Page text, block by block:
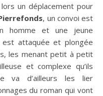
un déplacement pour
, un convoi est
homme et une jeune
attaquée et plongée
les menant petit à petit
et complexe qu’ils
va d’ailleurs les lier
du roman qui vont